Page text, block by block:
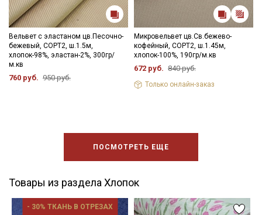
Вельвет с эластаном цв.Песочно-
бежевый, СОРТ2, ш.1.5м,
хлопок-98%, эластан-2%, 300гр/
м.кв
760 руб. 950 руб.
Микровельвет цв.Св.бежево-
кофейный, СОРТ2, ш.1.45м,
хлопок-100%, 190гр/м.кв
672 руб. 840 руб.
Только онлайн-заказ
ПОСМОТРЕТЬ ЕЩЕ
Товары из раздела Хлопок
- 30% ТКАНЬ В ОТРЕЗАХ